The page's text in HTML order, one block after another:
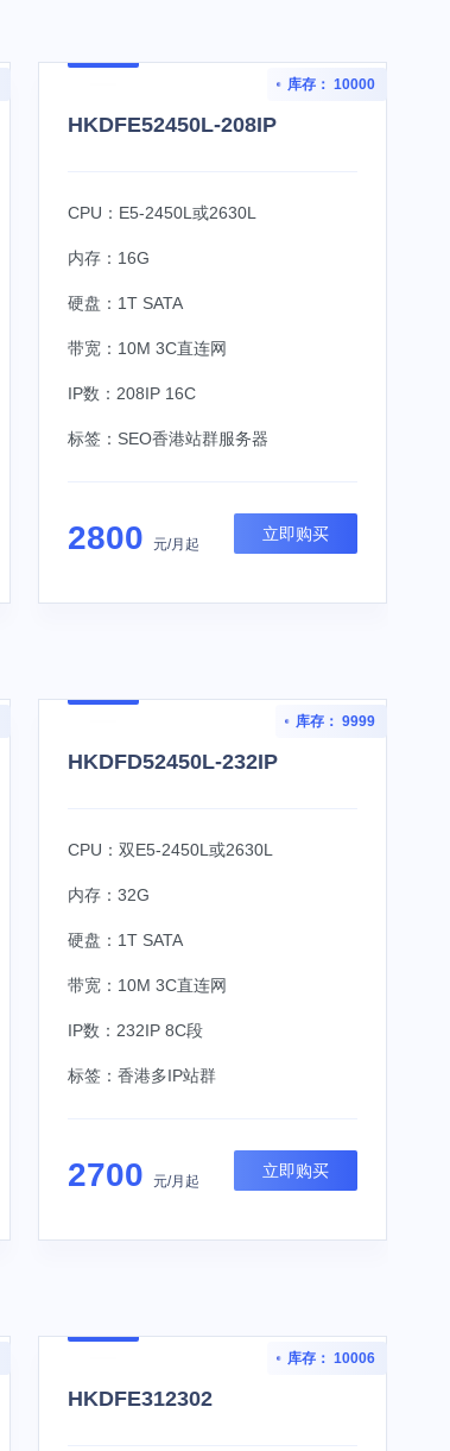
库存： 10000
HKDFE52450L-208IP
CPU：E5-2450L或2630L
内存：16G
硬盘：1T SATA
带宽：10M 3C直连网
IP数：208IP 16C
标签： SEO香港站群服务器
2800 元/月起
立即购买
库存： 9999
HKDFD52450L-232IP
CPU：双E5-2450L或2630L
内存：32G
硬盘：1T SATA
带宽：10M 3C直连网
IP数：232IP 8C段
标签： 香港多IP站群
2700 元/月起
立即购买
库存： 10006
HKDFE312302